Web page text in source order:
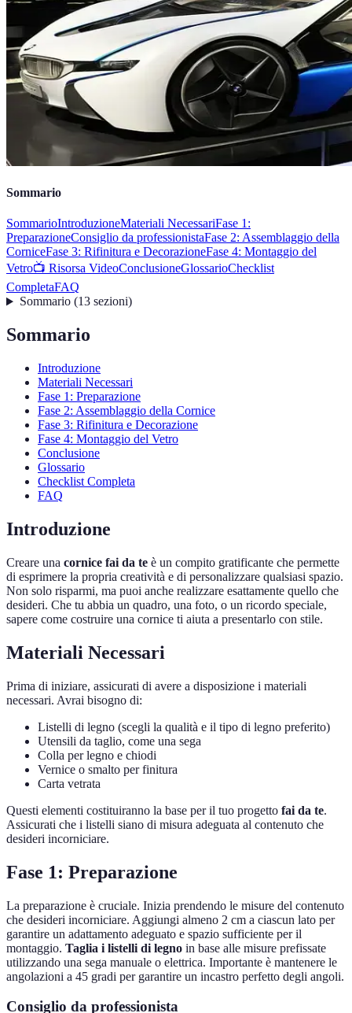
Sommario
SommarioIntroduzioneMateriali NecessariFase 1:
PreparazioneConsiglio da professionistaFase 2: Assemblaggio della
CorniceFase 3: Rifinitura e DecorazioneFase 4: Montaggio del
Vetro📺 Risorsa VideoConclusioneGlossarioChecklist
CompletaFAQ
Sommario(13 sezioni)
Sommario
Introduzione
Materiali Necessari
Fase 1: Preparazione
Fase 2: Assemblaggio della Cornice
Fase 3: Rifinitura e Decorazione
Fase 4: Montaggio del Vetro
Conclusione
Glossario
Checklist Completa
FAQ
Introduzione
Creare una cornice fai da te è un compito gratificante che permette
di esprimere la propria creatività e di personalizzare qualsiasi spazio.
Non solo risparmi, ma puoi anche realizzare esattamente quello che
desideri. Che tu abbia un quadro, una foto, o un ricordo speciale,
sapere come costruire una cornice ti aiuta a presentarlo con stile.
Materiali Necessari
Prima di iniziare, assicurati di avere a disposizione i materiali
necessari. Avrai bisogno di:
Listelli di legno (scegli la qualità e il tipo di legno preferito)
Utensili da taglio, come una sega
Colla per legno e chiodi
Vernice o smalto per finitura
Carta vetrata
Questi elementi costituiranno la base per il tuo progetto fai da te.
Assicurati che i listelli siano di misura adeguata al contenuto che
desideri incorniciare.
Fase 1: Preparazione
La preparazione è cruciale. Inizia prendendo le misure del contenuto
che desideri incorniciare. Aggiungi almeno 2 cm a ciascun lato per
garantire un adattamento adeguato e spazio sufficiente per il
montaggio. Taglia i listelli di legno in base alle misure prefissate
utilizzando una sega manuale o elettrica. Importante è mantenere le
angolazioni a 45 gradi per garantire un incastro perfetto degli angoli.
Consiglio da professionista